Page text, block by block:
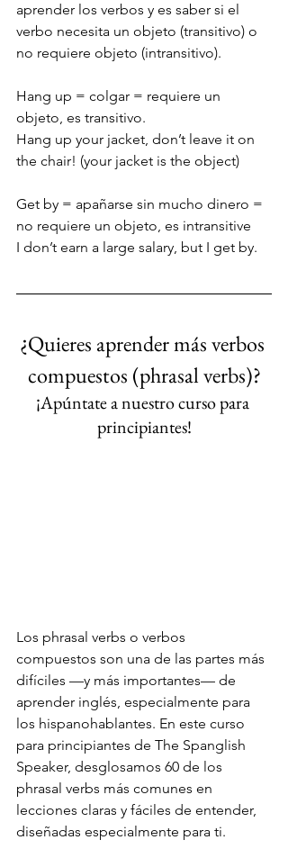
aprender los verbos y es saber si el
verbo necesita un objeto (transitivo) o
no requiere objeto (intransitivo).
Hang up = colgar = requiere un
objeto, es transitivo.
Hang up your jacket, don’t leave it on
the chair! (your jacket is the object)
Get by = apañarse sin mucho dinero =
no requiere un objeto, es intransitive
I don’t earn a large salary, but I get by.
¿Quieres aprender más verbos
compuestos (phrasal verbs)?
¡Apúntate a nuestro curso para
principiantes!
Los phrasal verbs o verbos
compuestos son una de las partes más
difíciles —y más importantes— de
aprender inglés, especialmente para
los hispanohablantes. En este curso
para principiantes de The Spanglish
Speaker, desglosamos 60 de los
phrasal verbs más comunes en
lecciones claras y fáciles de entender,
diseñadas especialmente para ti.